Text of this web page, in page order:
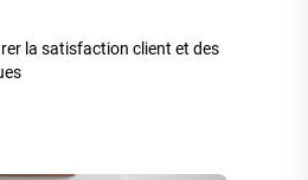
la satisfaction client et des